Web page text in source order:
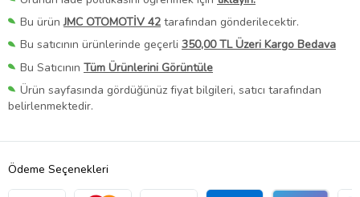
Bu ürünJMC OTOMOTİV 42 tarafından gönderilecektir.
Bu satıcının ürünlerinde geçerli 350,00 TL Üzeri Kargo Bedava
Bu Satıcının Tüm Ürünlerini Görüntüle
Ürün sayfasında gördüğünüz fiyat bilgileri, satıcı tarafından
belirlenmektedir.
Ödeme Seçenekleri